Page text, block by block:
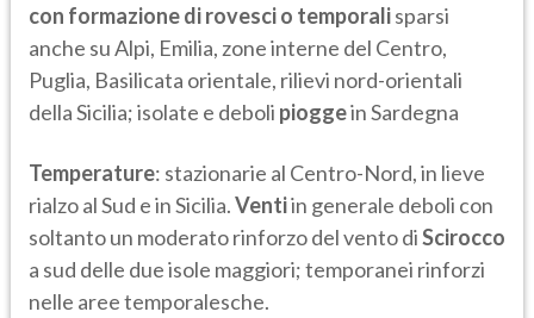
con formazione di rovesci o temporalisparsi
anche su Alpi, Emilia, zone interne del Centro,
Puglia, Basilicata orientale, rilievi nord-orientali
della Sicilia; isolate e deboli pioggein Sardegna
Temperature: stazionarie al Centro-Nord, in lieve
rialzo al Sud e in Sicilia.Ventiin generale deboli con
soltanto un moderato rinforzo del vento diScirocco
a sud delle due isole maggiori; temporanei rinforzi
nelle aree temporalesche.